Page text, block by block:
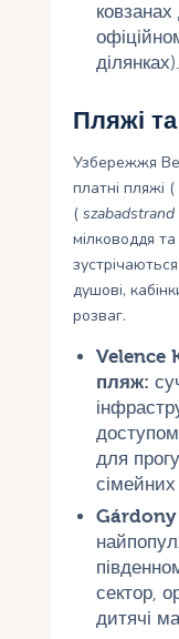
ділянках).
Пляжі
Узбережжя
платні пляжі (
(szabadstrand
мілководдя
душові,
розваг.
Velence
пляж:
для
сімейних
сектор,
дитячі